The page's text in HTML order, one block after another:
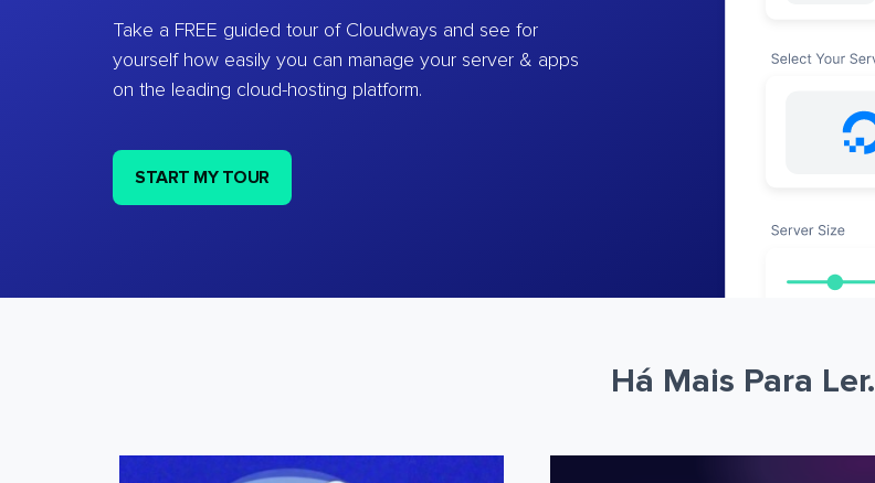
Take a FREE guided tour of Cloudways and see for
yourself how easily you can manage your server & apps
on the leading cloud-hosting platform.
START MY TOUR
Há Mais Para Ler.